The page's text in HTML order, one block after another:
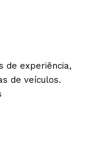
de experiência,
de veículos.